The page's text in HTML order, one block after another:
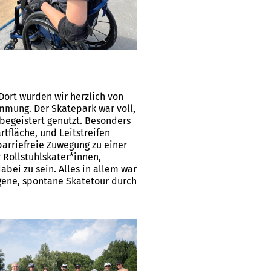
wurden wir herzlich von
Der Skatepark war voll,
genutzt. Besonders
und Leitstreifen
Zuwegung zu einer
zu sein. Alles in allem war
spontane Skatetour durch